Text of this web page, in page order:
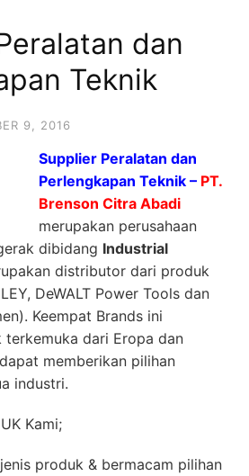
dan
Teknik
9, 2016
Supplier Peralatan dan
Perlengkapan Teknik – PT.
Brenson Citra Abadi
merupakan perusahaan
dibidang Industrial
distributor dari produk
DeWALT Power Tools dan
Keempat Brands ini
terkemuka dari Eropa dan
memberikan pilihan
industri.
Kami;
produk & bermacam pilihan